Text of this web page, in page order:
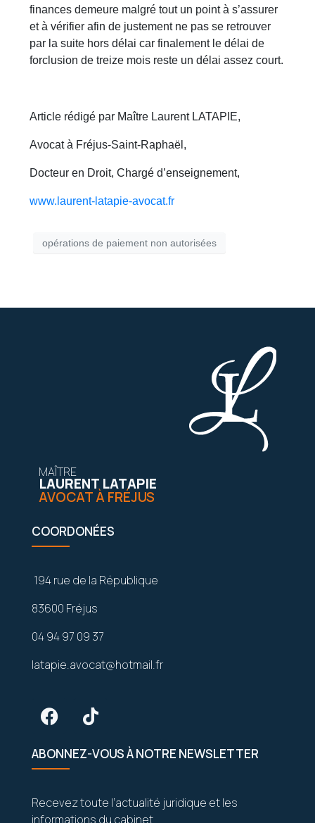
finances demeure malgré tout un point à s’assurer
et à vérifier afin de justement ne pas se retrouver
par la suite hors délai car finalement le délai de
forclusion de treize mois reste un délai assez court.
Article rédigé par Maître Laurent LATAPIE,
Avocat à Fréjus-Saint-Raphaël,
Docteur en Droit, Chargé d’enseignement,
www.laurent-latapie-avocat.fr
opérations de paiement non autorisées
MAÎTRE
LAURENT LATAPIE
AVOCAT À FRÉJUS
COORDONÉES
194 rue de la République
83600 Fréjus
04 94 97 09 37
latapie.avocat@hotmail.fr
ABONNEZ-VOUS À NOTRE NEWSLETTER
Recevez toute l’actualité juridique et les
informations du cabinet.